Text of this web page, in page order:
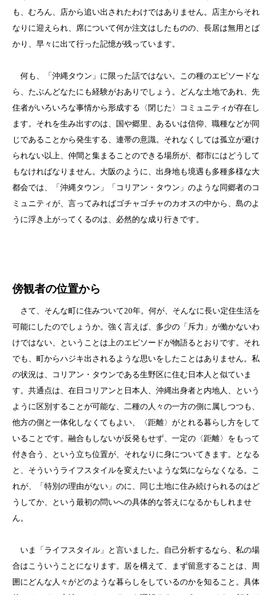
も、むろん、店から追い出されたわけではありません。店主からそれ
なりに迎えられ、席について何か注文はしたものの、長居は無用とば
かり、早々に出て行った記憶が残っています。
何も、「沖縄タウン」に限った話ではない。この種のエピソードな
ら、たぶんどなたにも経験がおありでしょう。どんな土地であれ、先
住者がいろいろな事情から形成する〈閉じた〉コミュニティが存在し
ます。それを生み出すのは、国や郷里、あるいは信仰、職種などが同
じであることから発生する、連帯の意識。それなくしては孤立が避け
られない以上、仲間と集まることのできる場所が、都市にはどうして
もなければなりません。大阪のように、出身地も境遇も多種多様な大
都会では、「沖縄タウン」「コリアン・タウン」のような同郷者のコ
ミュニティが、言ってみればゴチャゴチャのカオスの中から、島のよ
うに浮き上がってくるのは、必然的な成り行きです。
傍観者の位置から
さて、そんな町に住みついて20年。何が、そんなに長い定住生活を
可能にしたのでしょうか。強く言えば、多少の「斥力」が働かないわ
けではない、ということは上のエピソードが物語るとおりです。それ
でも、町からハジキ出されるような思いをしたことはありません。私
の状況は、コリアン・タウンである生野区に住む日本人と似ていま
す。共通点は、在日コリアンと日本人、沖縄出身者と内地人、という
ように区別することが可能な、二種の人々の一方の側に属しつつも、
他方の側と一体化しなくてもよい、〈距離〉がとれる暮らし方をして
いることです。融合もしないが反発もせず、一定の〈距離〉をもって
付き合う、という立ち位置が、それなりに身についてきます。となる
と、そういうライフスタイルを変えたいような気にならなくなる。こ
れが、「特別の理由がない」のに、同じ土地に住み続けられるのはど
うしてか、という最初の問いへの具体的な答えになるかもしれませ
ん。
いま「ライフスタイル」と言いました。自己分析するなら、私の場
合はこういうことになります。居を構えて、まず留意することは、周
囲にどんな人々がどのような暮らしをしているのかを知ること。具体